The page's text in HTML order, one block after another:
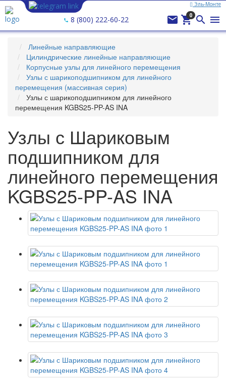
Эль-Монте
Ваш город —Эль-Монте
8 (800) 222-60-22  
0  
Линейные направляющие
Цилиндрические линейные направляющие
Корпусные узлы для линейного перемещения
Узлы с шарикоподшипником для линейного
перемещения (массивная серия)
Узлы с шарикоподшипником для линейного
перемещения KGBS25-PP-AS INA
Узлы с Шариковым
подшипником для
линейного перемещения
KGBS25-PP-AS INA